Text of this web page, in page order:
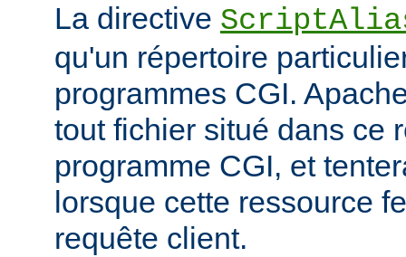
La directive
qu'un répertoire
programmes CGI.
tout fichier situé dans ce
programme CGI, et
lorsque cette ressource
requête client.